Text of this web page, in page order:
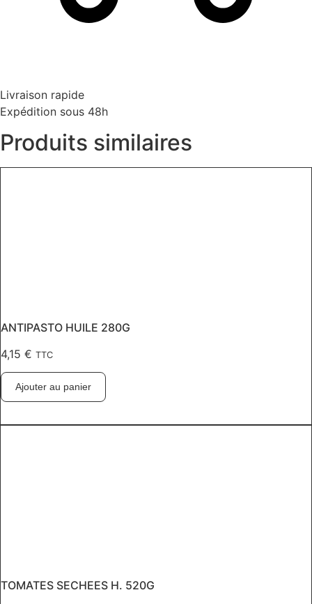
Livraison rapide
Expédition sous 48h
Produits similaires
ANTIPASTO HUILE 280G
4,15 € TTC
Ajouter au panier
TOMATES SECHEES H. 520G